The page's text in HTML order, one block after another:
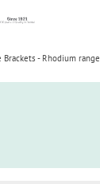
Brackets - Rhodium range